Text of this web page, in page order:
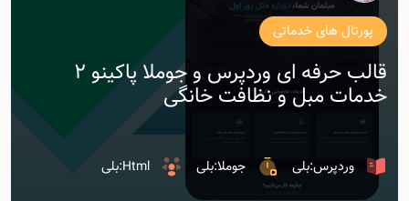
پورتال های خدماتی
قالب حرفه ای وردپرس و جوملا پاکینو 2
خدمات مبل و نظافت خانگی
وردپرس:بلی جوملا:بلی Html:بلی